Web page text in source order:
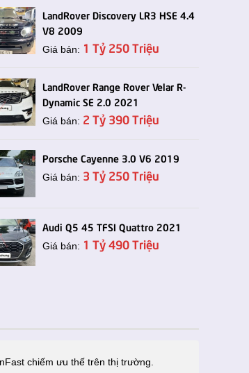
LandRover Discovery LR3 HSE 4.4
V8 2009
Giá bán: 1 Tỷ 250 Triệu
LandRover Range Rover Velar R-
Dynamic SE 2.0 2021
Giá bán: 2 Tỷ 390 Triệu
Porsche Cayenne 3.0 V6 2019
Giá bán: 3 Tỷ 250 Triệu
Audi Q5 45 TFSI Quattro 2021
Giá bán: 1 Tỷ 490 Triệu
chiếm ưu thế trên thị trường.